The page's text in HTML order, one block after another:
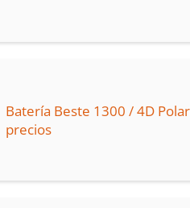
Batería Beste 1300 / 4D
precios